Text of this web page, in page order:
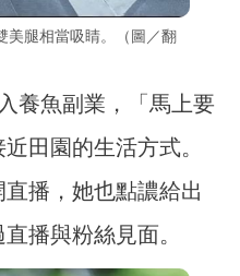
美腿相當吸睛。（圖／翻
養魚副業，「馬上要
田園的生活方式。
播，她也點譨給出
播與粉絲見面。